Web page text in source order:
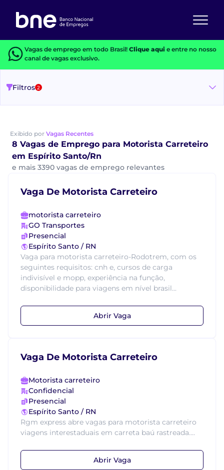
Vagas de emprego em todo Brasil! Clique aquie entre no nosso
canal de vagas exclusivo.
Filtros 2
Exibido por Vagas Recentes
8 Vagas de Emprego para Motorista Carreteiro
em Espírito Santo/Rn
e mais 3390 vagas de emprego relevantes
Vaga De Motorista Carreteiro
motorista carreteiro
GO Transportes
Presencial
Espírito Santo / RN
Vaga para motorista carreteiro-Rodotrem, com os
seguintes requisitos: cnh e, cursos de carga
indivisível e mopp, experiência na função,
disponibilidade para viagens em nível brasil...
Abrir Vaga
Vaga De Motorista Carreteiro
Motorista carreteiro
Confidencial
Presencial
Espírito Santo / RN
Rgm express abre vagas para motorista carreteiro
viagens interestaduais em carreta baú rastreada....
Abrir Vaga